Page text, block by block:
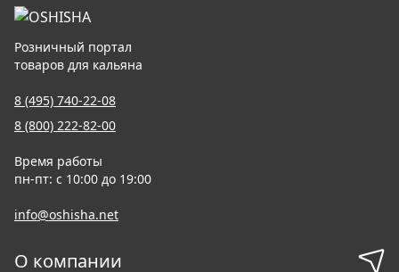
Розничный портал
товаров для кальяна
8 (495) 740-22-08
8 (800) 222-82-00
Время работы
пн-пт: с 10:00 до 19:00
info@oshisha.net
О компании